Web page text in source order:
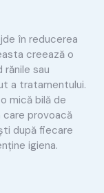
în reducerea
creează o
sau
a tratamentului.
mică bilă de
provoacă
după fiecare
igiena.